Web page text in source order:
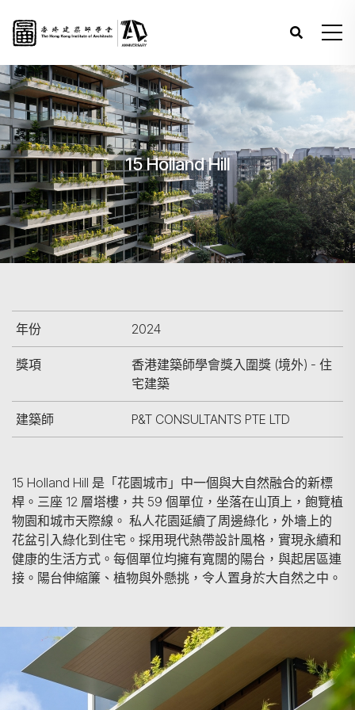
15 Holland Hill
年份 2024
獎項
香港建築師學會獎入圍獎 (境外) - 住
宅建築
建築師 P&T CONSULTANTS PTE LTD
15 Holland Hill 是「花園城市」中一個與大自然融合的新標
桿。三座 12 層塔樓，共 59 個單位，坐落在山頂上，飽覽植
物園和城市天際線。 私人花園延續了周邊綠化，外墻上的
花盆引入綠化到住宅。採用現代熱帶設計風格，實現永續和
健康的生活方式。每個單位均擁有寬闊的陽台，與起居區連
接。陽台伸縮簾、植物與外懸挑，令人置身於大自然之中。